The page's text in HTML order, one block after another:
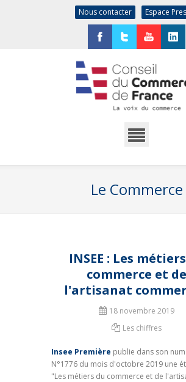
Nous contacter Espace
Le Commerce
INSEE : Les
commerce et de
l'artisanat
18 novembre 2019
Les chiffres
Insee Première publie dans son
N°1776 du mois d'octobre 2019 une
"Les métiers du commerce et de